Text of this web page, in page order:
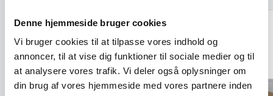
Denne hjemmeside bruger cookies
Vi bruger cookies til at tilpasse vores indhold og
annoncer, til at vise dig funktioner til sociale medier og til
at analysere vores trafik. Vi deler også oplysninger om
din brug af vores hjemmeside med vores partnere inden